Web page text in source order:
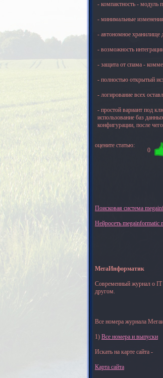
- компактность - модуль
- минимальные
- автономное хранилище
- возможность
- защита от спама -
- полностью открытый
- логирование всех
- простой вариант под
использование баз
конфигурации, после
оцените статью:
0
Поисковая система
Нейросеть megainformatic
МегаИнформатик
Современный журнал о IT
другом.
Все номера журнала
1) Все номера и выпуски
Искать на карте сайта -
Карта сайта